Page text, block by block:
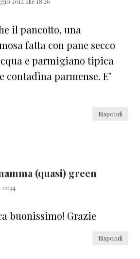
il pancotto, una
fatta con pane secco
e parmigiano tipica
parmense. E’
Rispondi
(quasi) green
buonissimo! Grazie
Rispondi